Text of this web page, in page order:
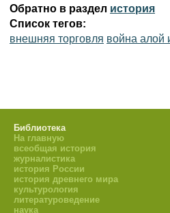
Обратно в раздел история
Список тегов:
внешняя торговля война алой
Библиотека
На главную
всеобщая история
журналистика
история России
история древнего мира
культурология
литературоведение
наука